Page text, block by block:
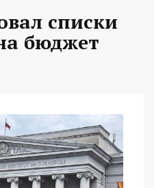
списки
бюджет